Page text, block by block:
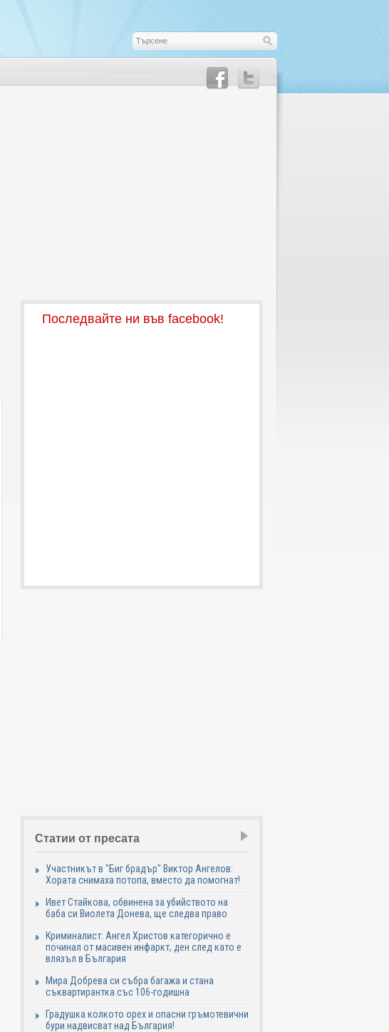
Последвайте ни във facebook!
Статии от пресата
Участникът в "Биг брадър" Виктор Ангелов:
Хората снимаха потопа, вместо да помогнат!
Ивет Стайкова, обвинена за убийството на
баба си Виолета Донева, ще следва право
Криминалист: Ангел Христов категорично е
починал от масивен инфаркт, ден след като е
влязъл в България
Мира Добрева си събра багажа и стана
съквартирантка със 106-годишна
Градушка колкото орех и опасни гръмотевични
бури надвисват над България!